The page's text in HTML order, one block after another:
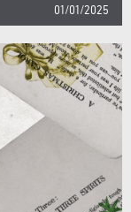
01/01/2025